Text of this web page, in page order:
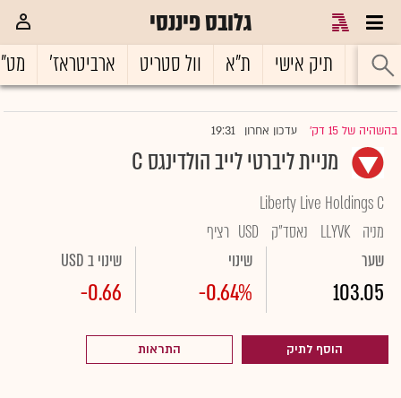
גלובס פיננסי
ראשי תיק אישי ת"א וול סטריט ארביטראז'
בהשהיה של 15 דק' |עדכון אחרון 19:31
מניית ליברטי לייב הולדינגס C
Liberty Live Holdings C
מניה LLYVK נאסד"ק USD רציף
שער
103.05
שינוי
-0.64%
שינוי ב USD
-0.66
הוסף לתיק התראות